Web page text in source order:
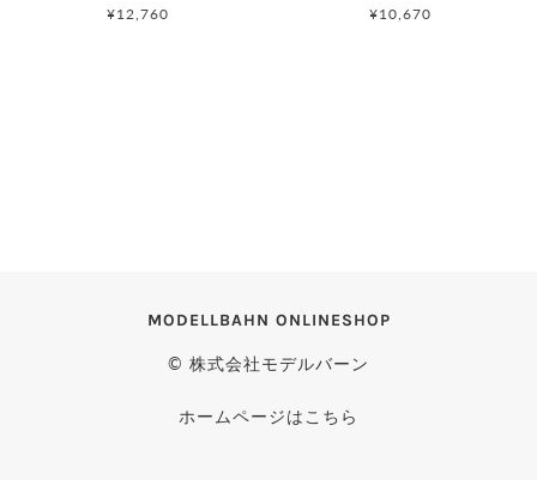
¥12,760 ¥10,670
MODELLBAHN ONLINESHOP
© 株式会社モデルバーン
ホームページはこちら